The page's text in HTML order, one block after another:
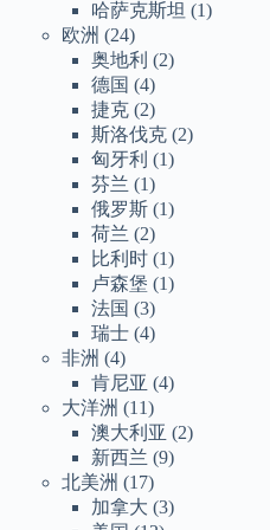
哈萨克斯坦 (1)
欧洲 (24)
奥地利 (2)
德国 (4)
捷克 (2)
斯洛伐克 (2)
匈牙利 (1)
芬兰 (1)
俄罗斯 (1)
荷兰 (2)
比利时 (1)
卢森堡 (1)
法国 (3)
瑞士 (4)
非洲 (4)
肯尼亚 (4)
大洋洲 (11)
澳大利亚 (2)
新西兰 (9)
北美洲 (17)
加拿大 (3)